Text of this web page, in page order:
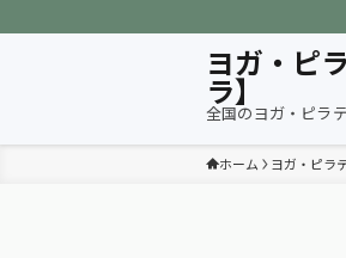
ヨガ・ピ
ラ】
全国のヨガ・ピラ
ホーム ヨガ・ピラ